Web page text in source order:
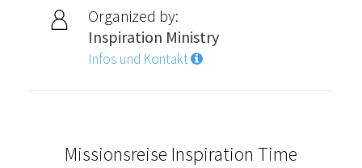
Organized by:
Inspiration Ministry
Infos und Kontakt
Missionsreise Inspiration Time